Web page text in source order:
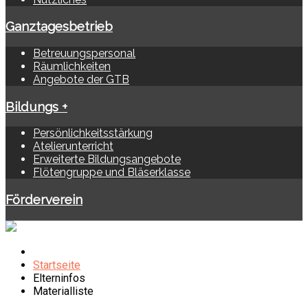
Ganztagesbetrieb
Betreuungspersonal
Räumlichkeiten
Angebote der GTB
Bildungs +
Persönlichkeitsstärkung
Atelierunterricht
Erweiterte Bildungsangebote
Flötengruppe und Bläserklasse
Förderverein
Startseite
Elterninfos
Materialliste